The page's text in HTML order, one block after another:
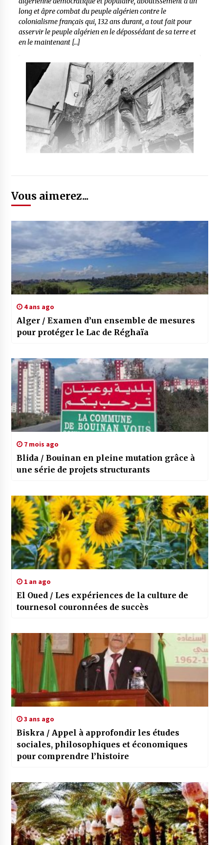
long et âpre combat du peuple algérien contre le
colonialisme français qui, 132 ans durant, a tout fait pour
asservir le peuple algérien en le dépossédant de sa terre et
en le maintenant […]
Vous aimerez...
4 ans ago
Alger / Examen d’un ensemble de mesures
pour protéger le Lac de Réghaïa
7 mois ago
Blida / Bouinan en pleine mutation grâce à
une série de projets structurants
1 an ago
El Oued / Les expériences de la culture de
tournesol couronnées de succès
3 ans ago
Biskra / Appel à approfondir les études
sociales, philosophiques et économiques
pour comprendre l’histoire